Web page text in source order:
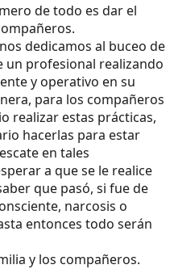
de todo es dar el
dedicamos al buceo de
un profesional realizando
y operativo en su
para los compañeros
realizar estas prácticas,
hacerlas para estar
en tales
a que se le realice
que pasó, si fue de
narcosis o
entonces todo serán
y los compañeros.